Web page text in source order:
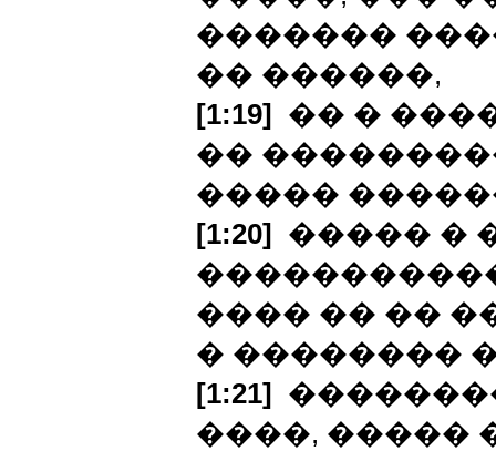
�������
�� ������,
[1:19] �� �
��
�����
[1:20] ����� �
���� �� ��
� ��������
[1:21]
����, �����